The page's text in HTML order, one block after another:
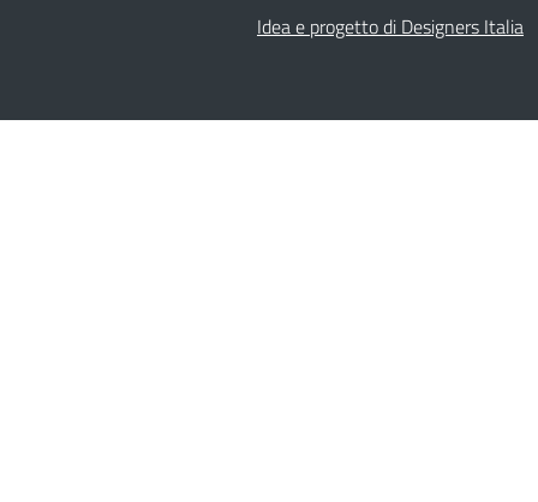
Idea e progetto di Designers Italia